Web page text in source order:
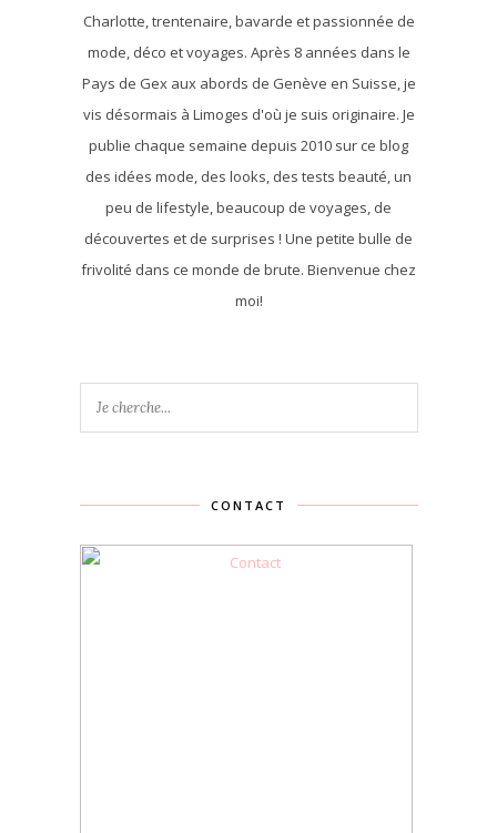
Charlotte, trentenaire, bavarde et passionnée de
mode, déco et voyages. Après 8 années dans le
Pays de Gex aux abords de Genève en Suisse, je
vis désormais à Limoges d'où je suis originaire. Je
publie chaque semaine depuis 2010 sur ce blog
des idées mode, des looks, des tests beauté, un
peu de lifestyle, beaucoup de voyages, de
découvertes et de surprises ! Une petite bulle de
frivolité dans ce monde de brute. Bienvenue chez
moi!
CONTACT